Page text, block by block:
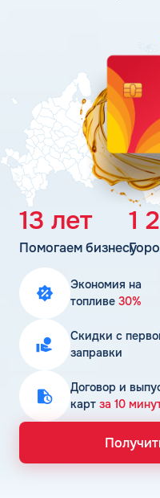
Карта АЗС
Получить
13 лет
Помогаем бизнесу
1
Экономия на
топливе 30%
Скидки с
заправки
Договор и
карт за 10